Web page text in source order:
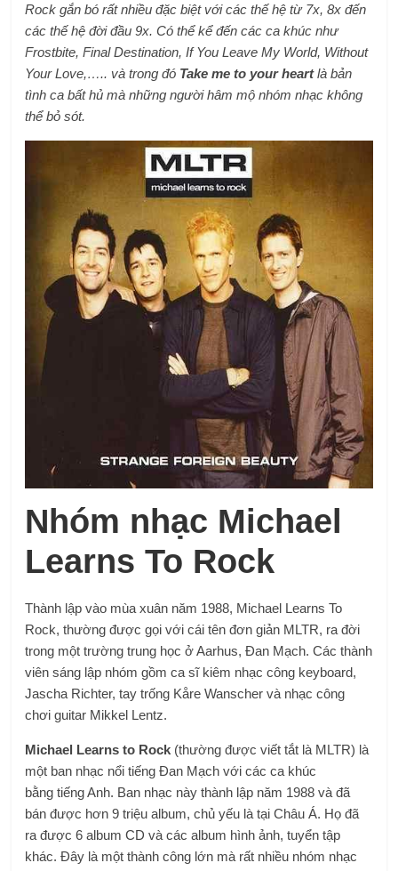
Rock gắn bó rất nhiều đặc biệt với các thế hệ từ 7x, 8x đến
các thế hệ đời đầu 9x. Có thể kể đến các ca khúc như
Frostbite, Final Destination, If You Leave My World, Without
Your Love,….. và trong đó Take me to your heartlà bản
tình ca bất hủ mà những người hâm mộ nhóm nhạc không
thể bỏ sót.
Nhóm nhạc Michael
Learns To Rock
Thành lập vào mùa xuân năm 1988, Michael Learns To
Rock, thường được gọi với cái tên đơn giản MLTR, ra đời
trong một trường trung học ở Aarhus, Đan Mạch. Các thành
viên sáng lập nhóm gồm ca sĩ kiêm nhạc công keyboard,
Jascha Richter, tay trống Kåre Wanscher và nhạc công
chơi guitar Mikkel Lentz.
Michael Learns to Rock (thường được viết tắt là MLTR) là
một ban nhạc nổi tiếngĐan Mạch với các ca khúc
bằngtiếng Anh. Ban nhạc này thành lập năm 1988 và đã
bán được hơn 9 triệu album, chủ yếu là tạiChâu Á. Họ đã
ra được 6 album CD và các album hình ảnh, tuyển tập
khác. Đây là một thành công lớn mà rất nhiều nhóm nhạc